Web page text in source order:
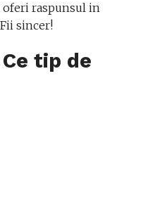
raspunsul in
sincer!
Ce tip de